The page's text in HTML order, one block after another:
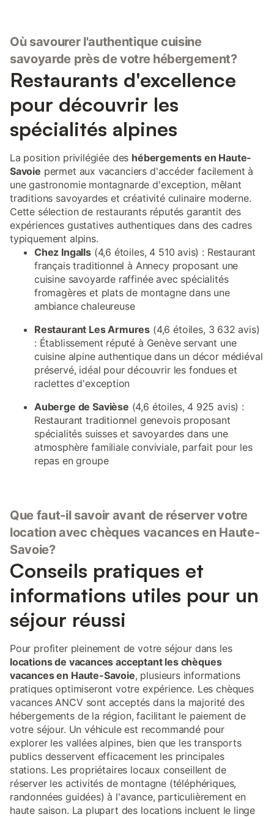
Où savourer l'authentique cuisine
savoyarde près de votre hébergement?
Restaurants d'excellence
pour découvrir les
spécialités alpines
La position privilégiée des hébergements en Haute-
Savoie permet aux vacanciers d'accéder facilement à
une gastronomie montagnarde d'exception, mêlant
traditions savoyardes et créativité culinaire moderne.
Cette sélection de restaurants réputés garantit des
expériences gustatives authentiques dans des cadres
typiquement alpins.
Chez Ingalls(4,6 étoiles, 4 510 avis) : Restaurant
français traditionnel à Annecy proposant une
cuisine savoyarde raffinée avec spécialités
fromagères et plats de montagne dans une
ambiance chaleureuse
Restaurant Les Armures (4,6 étoiles, 3 632 avis)
: Établissement réputé à Genève servant une
cuisine alpine authentique dans un décor médiéval
préservé, idéal pour découvrir les fondues et
raclettes d'exception
Auberge de Savièse (4,6 étoiles, 4 925 avis) :
Restaurant traditionnel genevois proposant
spécialités suisses et savoyardes dans une
atmosphère familiale conviviale, parfait pour les
repas en groupe
Que faut-il savoir avant de réserver votre
location avec chèques vacances en Haute-
Savoie?
Conseils pratiques et
informations utiles pour un
séjour réussi
Pour profiter pleinement de votre séjour dans les
locations de vacances acceptant les chèques
vacances en Haute-Savoie, plusieurs informations
pratiques optimiseront votre expérience. Les chèques
vacances ANCV sont acceptés dans la majorité des
hébergements de la région, facilitant le paiement de
votre séjour. Un véhicule est recommandé pour
explorer les vallées alpines, bien que les transports
publics desservent efficacement les principales
stations. Les propriétaires locaux conseillent de
réserver les activités de montagne (téléphériques,
randonnées guidées) à l'avance, particulièrement en
haute saison. La plupart des locations incluent le linge